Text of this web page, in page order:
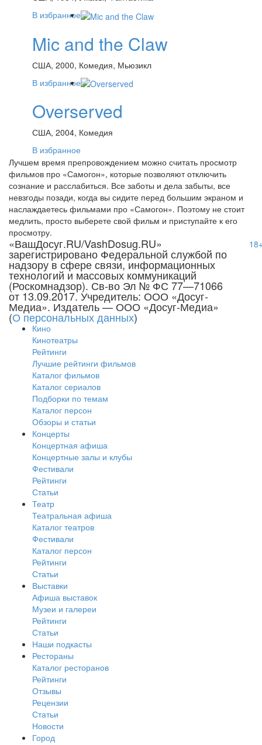
В избранное
Mic and the Claw
США, 2000, Комедия, Мьюзикл
В избранное
Overserved
США, 2004, Комедия
В избранное
Лучшем время препровождением можно считать просмотр
фильмов про «Самогон», которые позволяют отключить
сознание и расслабиться. Все заботы и дела забыты, все
невзгоды позади, когда вы сидите перед большим экраном и
наслаждаетесь фильмами про «Самогон». Поэтому не стоит
медлить, просто выберете свой фильм и приступайте к его
просмотру.
«ВашДосуг.RU/VashDosug.RU»
зарегистрировано Федеральной службой по
надзору в сфере связи, информационных
технологий и массовых коммуникаций
(Роскомнадзор). Св-во Эл № ФС 77—71066
от 13.09.2017. Учредитель: ООО «Досуг-
Медиа». Издатель — ООО «Досуг-Медиа»
(О персональных данных)
Кино
Кинотеатры
Рейтинги
Лучшие рейтинги фильмов
Каталог фильмов
Каталог сериалов
Подборки по темам
Каталог персон
Обзоры и статьи
Концерты
Концертная афиша
Концертные залы и клубы
Фестивали
Рейтинги
Статьи
Театр
Театральная афиша
Каталог театров
Фестивали
Каталог персон
Рейтинги
Статьи
Выставки
Афиша выставок
Музеи и галереи
Рейтинги
Статьи
Наши подкасты
Рестораны
Каталог ресторанов
Рейтинги
Отзывы
Рецензии
Статьи
Новости
Город